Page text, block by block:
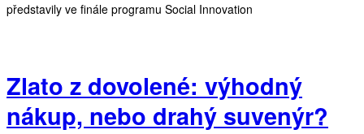
představily ve finále programu Social Innovation
Zlato z dovolené: výhodný
nákup, nebo drahý suvenýr?